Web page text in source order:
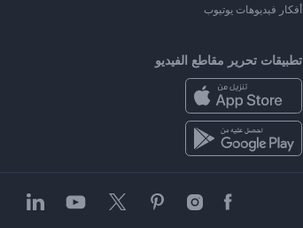
أفكار فيديوهات يوتيوب
تطبيقات تحرير مقاطع الفيديو